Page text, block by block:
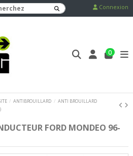
Connexion
0
ANTIBROUILLARD
ANTI BROUILLARD
FORD MONDEO 96-